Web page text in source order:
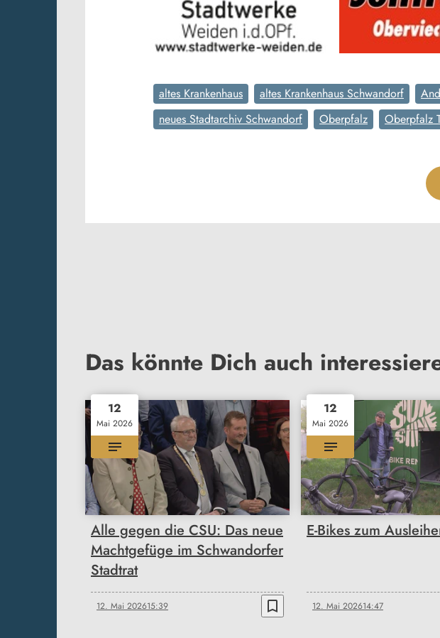
altes Krankenhaus altes Krankenhaus Schwandorf
neues Stadtarchiv Schwandorf
Oberpfalz Oberpfalz
Das könnte Dich auch
12
Mai 2026
Alle gegen die CSU: Das neue
Machtgefüge im Schwandorfer
Stadtrat
12. Mai 202615:39 bookmark_border
12
Mai 2026
E-Bikes zum
12. Mai 202614:47